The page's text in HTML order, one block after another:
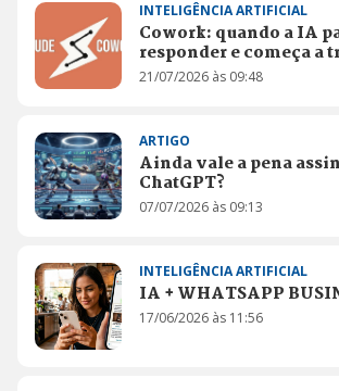
INTELIGÊNCIA ARTIFICIAL
Cowork: quando a IA
responder e começa a
21/07/2026 às 09:48
ARTIGO
Ainda vale a pena
ChatGPT?
07/07/2026 às 09:13
INTELIGÊNCIA ARTIFICIAL
IA + WHATSAPP
17/06/2026 às 11:56